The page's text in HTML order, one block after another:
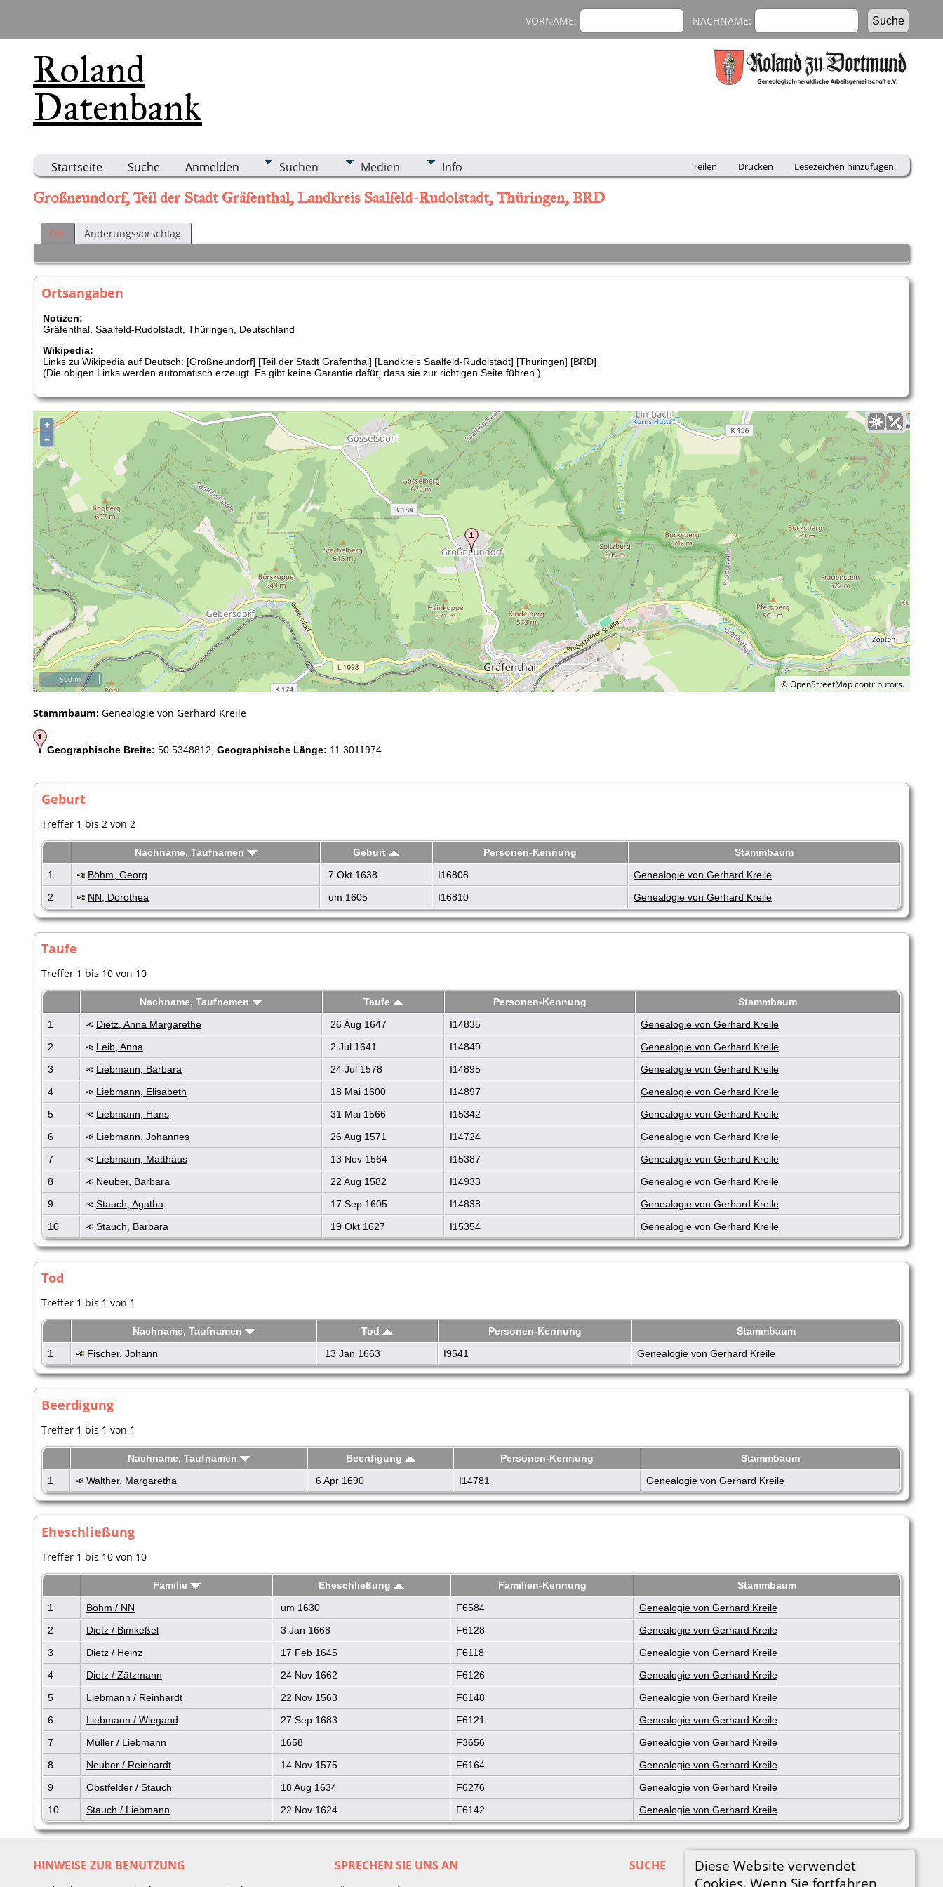
Roland
Datenbank
VORNAME: NACHNAME:
Startseite Suche Anmelden Suchen Medien Info Teilen Drucken Lesezeichen hinzufügen
Diese Website verwendet
Cookies. Wenn Sie fortfahren,
Großneundorf, Teil der Stadt Gräfenthal, Landkreis Saalfeld-Rudolstadt, Thüringen, BRD
Ort Änderungsvorschlag
Ortsangaben
Notizen:
Gräfenthal, Saalfeld-Rudolstadt, Thüringen, Deutschland
Wikipedia:
Links zu Wikipedia auf Deutsch: [Großneundorf] [Teil der Stadt Gräfenthal] [Landkreis Saalfeld-Rudolstadt] [Thüringen] [BRD]
(Die obigen Links werden automatisch erzeugt. Es gibt keine Garantie dafür, dass sie zur richtigen Seite führen.)
+
–
©OpenStreetMapcontributors.
500 m
Stammbaum: Genealogie von Gerhard Kreile
Geographische Breite: 50.5348812, Geographische Länge: 11.3011974
Geburt
Treffer 1 bis 2 von 2
Nachname, Taufnamen Geburt Personen-Kennung
Stammbaum
1
Böhm, Georg 7 Okt 1638 I16808
Genealogie von Gerhard Kreile
2
NN, Dorothea um 1605 I16810 Genealogie von Gerhard Kreile
Taufe
Treffer 1 bis 10 von 10
Nachname, Taufnamen Taufe Personen-Kennung
Stammbaum
1
Dietz, Anna Margarethe 26 Aug 1647 I14835
Genealogie von Gerhard Kreile
2
Leib, Anna 2 Jul 1641 I14849
Genealogie von Gerhard Kreile
3
Liebmann, Barbara 24 Jul 1578 I14895
Genealogie von Gerhard Kreile
4
Liebmann, Elisabeth 18 Mai 1600 I14897
Genealogie von Gerhard Kreile
5
Liebmann, Hans 31 Mai 1566 I15342
Genealogie von Gerhard Kreile
6
Liebmann, Johannes 26 Aug 1571 I14724
Genealogie von Gerhard Kreile
7
Liebmann, Matthäus 13 Nov 1564 I15387
Genealogie von Gerhard Kreile
8
Neuber, Barbara 22 Aug 1582 I14933
Genealogie von Gerhard Kreile
9
Stauch, Agatha 17 Sep 1605 I14838
Genealogie von Gerhard Kreile
10
Stauch, Barbara 19 Okt 1627 I15354 Genealogie von Gerhard Kreile
Tod
Treffer 1 bis 1 von 1
Nachname, Taufnamen Tod Personen-Kennung
Stammbaum
1
Fischer, Johann 13 Jan 1663 I9541 Genealogie von Gerhard Kreile
Beerdigung
Treffer 1 bis 1 von 1
Nachname, Taufnamen Beerdigung Personen-Kennung
Stammbaum
1
Walther, Margaretha 6 Apr 1690 I14781 Genealogie von Gerhard Kreile
Eheschließung
Treffer 1 bis 10 von 10
Familie Eheschließung Familien-Kennung
Stammbaum
1
Böhm / NN um 1630 F6584
Genealogie von Gerhard Kreile
2
Dietz / Bimkeßel 3 Jan 1668 F6128
Genealogie von Gerhard Kreile
3
Dietz / Heinz 17 Feb 1645 F6118
Genealogie von Gerhard Kreile
4
Dietz / Zätzmann 24 Nov 1662 F6126
Genealogie von Gerhard Kreile
5
Liebmann / Reinhardt 22 Nov 1563 F6148
Genealogie von Gerhard Kreile
6
Liebmann / Wiegand 27 Sep 1683 F6121
Genealogie von Gerhard Kreile
7
Müller / Liebmann 1658 F3656
Genealogie von Gerhard Kreile
8
Neuber / Reinhardt 14 Nov 1575 F6164
Genealogie von Gerhard Kreile
9
Obstfelder / Stauch 18 Aug 1634 F6276
Genealogie von Gerhard Kreile
10
Stauch / Liebmann 22 Nov 1624 F6142 Genealogie von Gerhard Kreile
HINWEISE ZUR BENUTZUNG SPRECHEN SIE UNS AN SUCHE